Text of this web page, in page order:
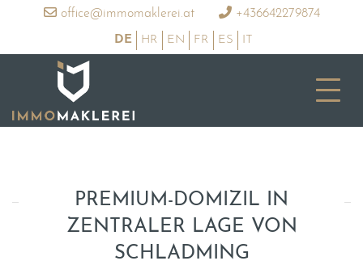
office@immomaklerei.at +436642279874
DE HR EN FR ES IT
PREMIUM-DOMIZIL IN
ZENTRALER LAGE VON
SCHLADMING